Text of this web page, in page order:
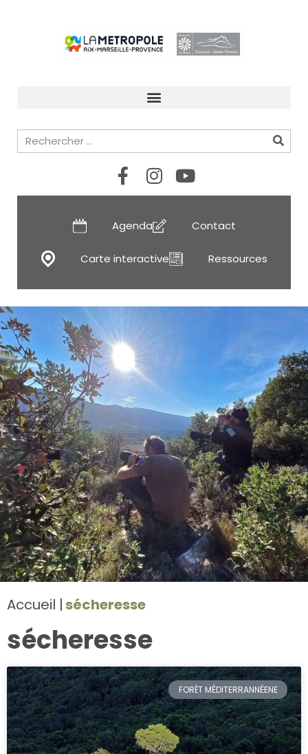
Agenda Contact
Carte interactive Ressources
Accueil sécheresse
sécheresse
FORÊT MÉDITERRANNÉENE